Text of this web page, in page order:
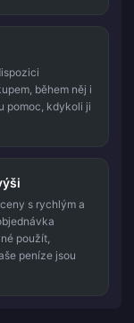
během něj i
pomoc, kdykoli ji
s rychlým a
použít,
peníze jsou